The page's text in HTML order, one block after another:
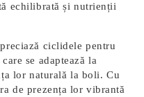
echilibrată și nutrienții
ciclidele pentru
se adaptează la
lor naturală la boli. Cu
de prezența lor vibrantă